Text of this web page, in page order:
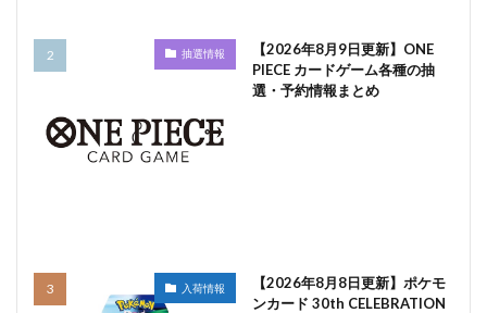
抽選情報
【2026年8月9日更新】ONE
PIECE カードゲーム各種の抽
選・予約情報まとめ
入荷情報
【2026年8月8日更新】ポケモ
ンカード 30th CELEBRATION